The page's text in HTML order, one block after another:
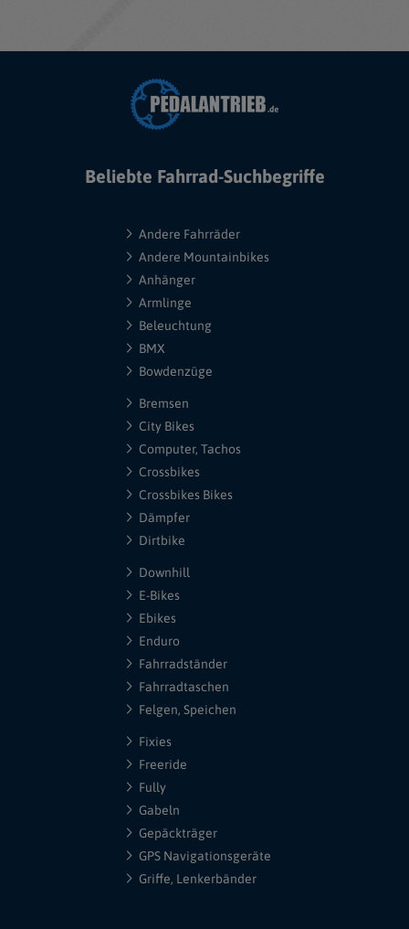
Beliebte Fahrrad-Suchbegriffe
Andere Fahrräder
Andere Mountainbikes
Anhänger
Armlinge
Beleuchtung
BMX
Bowdenzüge
Bremsen
City Bikes
Computer, Tachos
Crossbikes
Crossbikes Bikes
Dämpfer
Dirtbike
Downhill
E-Bikes
Ebikes
Enduro
Fahrradständer
Fahrradtaschen
Felgen, Speichen
Fixies
Freeride
Fully
Gabeln
Gepäckträger
GPS Navigationsgeräte
Griffe, Lenkerbänder